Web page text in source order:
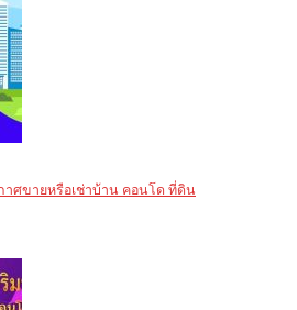
าศขายหรือเช่าบ้าน คอนโด ที่ดิน